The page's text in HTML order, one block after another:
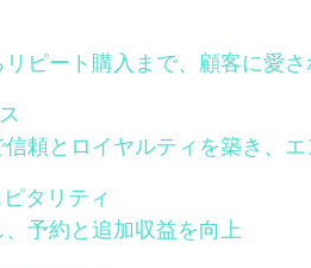
ピート購入まで、顧客に愛
頼とロイヤルティを築き、
タリティ
予約と追加収益を向上